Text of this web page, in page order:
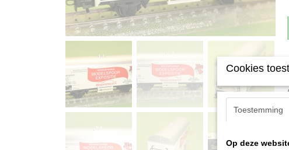
Cookies
Toestemming
Op deze